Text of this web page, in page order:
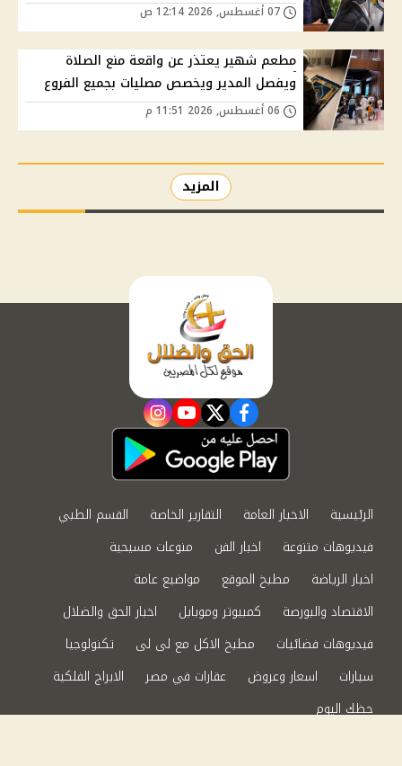
مطعم شهير يعتذر عن واقعة منع الصلاة
ويفصل المدير ويخصص مصليات بجميع الفروع
المزيد
facebook
twitter
youtube
instagram
الرئيسية الاخبار العامة التقارير الخاصة
القسم الطبي
فيديوهات متنوعة
اخبار الفن
منوعات مسيحية
اخبار الرياضة
مطبخ الموقع
مواضيع عامة
الاقتصاد والبورصة
كمبيوتر وموبايل
اخبار الحق والضلال
فيديوهات فضائيات
مطبخ الاكل مع لى لى
تكنولوجيا
سيارات
اسعار وعروض عقارات في مصر
الابراج الفلكية
حظك اليوم